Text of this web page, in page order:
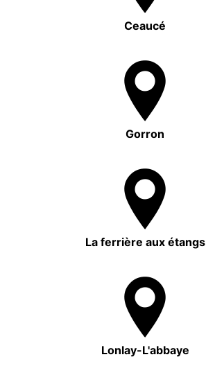
Ceaucé
Gorron
La ferrière aux étangs
Lonlay-L'abbaye